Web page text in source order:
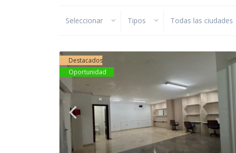
Seleccionar Tipos Todas las ciudades
Destacados
Oportunidad